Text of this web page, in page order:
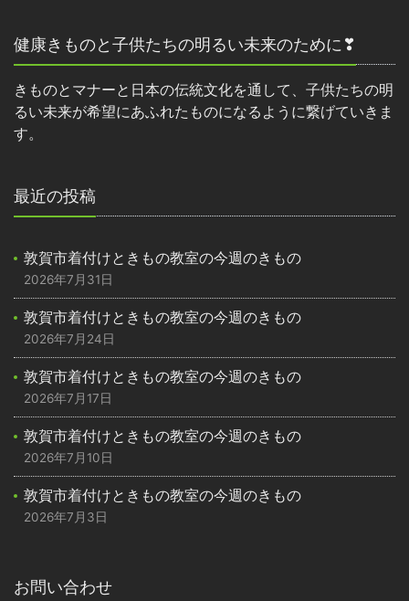
健康きものと子供たちの明るい未来のために❣
きものとマナーと日本の伝統文化を通して、子供たちの明
るい未来が希望にあふれたものになるように繋げていきま
す。
最近の投稿
敦賀市着付けときもの教室の今週のきもの
2026年7月31日
敦賀市着付けときもの教室の今週のきもの
2026年7月24日
敦賀市着付けときもの教室の今週のきもの
2026年7月17日
敦賀市着付けときもの教室の今週のきもの
2026年7月10日
敦賀市着付けときもの教室の今週のきもの
2026年7月3日
お問い合わせ